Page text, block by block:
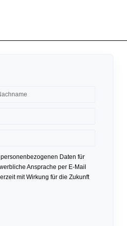
Daten für
Ansprache per E-Mail
mit Wirkung für die Zukunft